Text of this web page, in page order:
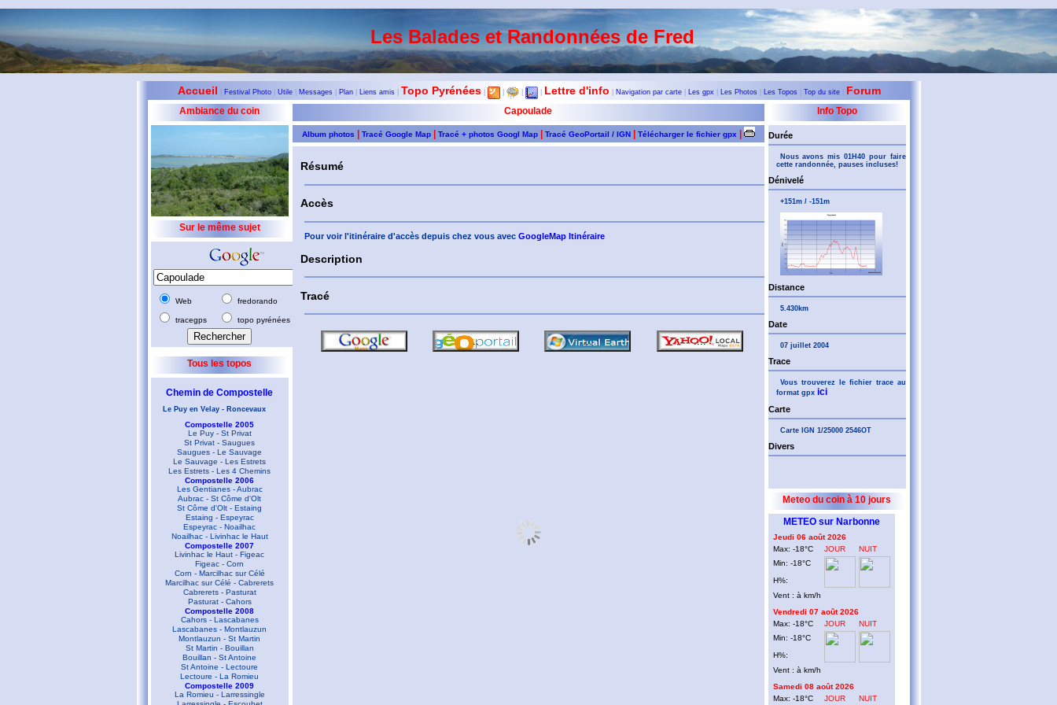
Les Balades et Randonnées de Fred
Accueil Festival Photo| Utile| Messages| Plan| Liens amis| Topo Pyrénées| | | | Lettre d'info Navigation par carte| Les gpx| Les Photos| Les Topos Top du site| Forum
Ambiance du coin
Sur le même sujet
Web fredorando
tracegps topo pyrénées
Tous les topos
Chemin de Compostelle
Le Puy en Velay - Roncevaux
Compostelle 2005
Le Puy - St Privat
St Privat - Saugues
Saugues - Le Sauvage
Le Sauvage - Les Estrets
Les Estrets - Les 4 Chemins
Compostelle 2006
Les Gentianes - Aubrac
Aubrac - St Côme d'Olt
St Côme d'Olt - Estaing
Estaing - Espeyrac
Espeyrac - Noailhac
Noailhac - Livinhac le Haut
Compostelle 2007
Livinhac le Haut - Figeac
Figeac - Corn
Corn - Marcilhac sur Célé
Marcilhac sur Célé - Cabrerets
Cabrerets - Pasturat
Pasturat - Cahors
Compostelle 2008
Cahors - Lascabanes
Lascabanes - Montlauzun
Montlauzun - St Martin
St Martin - Bouillan
Bouillan - St Antoine
St Antoine - Lectoure
Lectoure - La Romieu
Compostelle 2009
La Romieu - Larressingle
Capoulade
Album photos Tracé Google Map| Tracé + photos Googl Map| Tracé GeoPortail / IGN| Télécharger le fichier gpx|
Résumé
Accès
Pour voir l'itinéraire d'accès depuis chez vous avec GoogleMap Itinéraire
Description
Tracé
Info Topo
Durée
Nous avons mis 01H40 pour faire
cette randonnée, pauses incluses!
Dénivelé
+151m / -151m
Distance
5.430km
Date
07 juillet 2004
Trace
Vous trouverez le fichier trace au
format gpx ici
Carte
Carte IGN 1/25000 2546OT
Divers
Meteo du coin à 10 jours
METEO sur Narbonne
Jeudi 06 août 2026
Max: -18°C
JOUR
NUIT
Min: -18°C
H%:
Vent : à km/h
Vendredi 07 août 2026
Max: -18°C
JOUR
NUIT
Min: -18°C
H%:
Vent : à km/h
Samedi 08 août 2026
Max: -18°C
JOUR NUIT